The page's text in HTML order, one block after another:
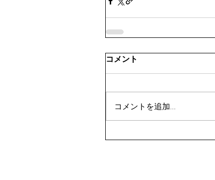
コメント
コメントを追加…